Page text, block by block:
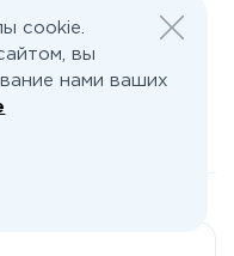
cookie.
вы
нами ваших